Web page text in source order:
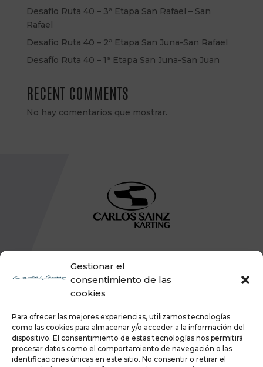
Gestionar el
consentimiento de las
cookies
Para ofrecer las mejores experiencias, utilizamos tecnologías
como las cookies para almacenar y/o acceder a la información del
dispositivo. El consentimiento de estas tecnologías nos permitirá
procesar datos como el comportamiento de navegación o las
identificaciones únicas en este sitio. No consentir o retirar el
Desafío Ruta 40 – 3ª Etapa San Rafael – San
Rafael
Desafío Ruta 40 – 2ª Etapa San Juna-San Rafael
Desafío Ruta 40 – 1ª Etapa San Juna-San Juan
RECENT COMMENTS
No hay comentarios que mostrar.